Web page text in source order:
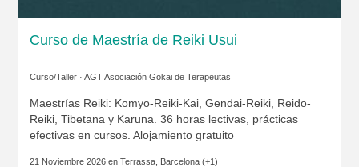
Curso de Maestría de Reiki Usui
Curso/Taller · AGT Asociación Gokai de Terapeutas
Maestrías Reiki: Komyo-Reiki-Kai, Gendai-Reiki, Reido-
Reiki, Tibetana y Karuna. 36 horas lectivas, prácticas
efectivas en cursos. Alojamiento gratuito
21 Noviembre 2026 en Terrassa, Barcelona(+1)